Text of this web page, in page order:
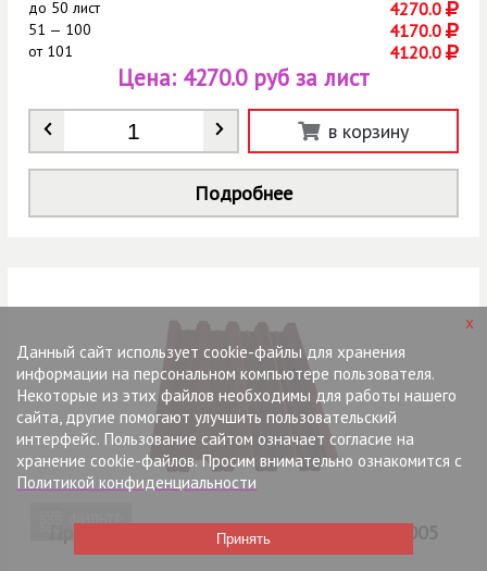
ФИЛЬТР
до 50 лист 4270.0
51 — 100 4170.0
от101 4120.0
Количество
Цена: 4270.0 руб за лист
в корзину
Подробнее
Профнастил Н75 2000х800х0,7 мм RAL 3005
Данный сайт использует cookie-файлы для хранения
информации на персональном компьютере пользователя.
Некоторые из этих файлов необходимы для работы нашего
сайта, другие помогают улучшить пользовательский
интерфейс. Пользование сайтом означает согласие на
хранение cookie-файлов. Просим внимательно ознакомится с
Политикой конфиденциальности
x